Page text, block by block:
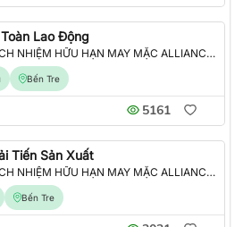
Lao Động
CÔNG TY TRÁCH NHIỆM HỮU HẠN MAY MẶC ALLIANCE ONE
Bến Tre
5161
Tiến Sản Xuất
CÔNG TY TRÁCH NHIỆM HỮU HẠN MAY MẶC ALLIANCE ONE
Bến Tre